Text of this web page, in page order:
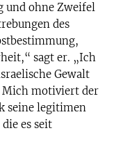
und ohne Zweifel
des
sagt er. „Ich
Gewalt
Mich motiviert der
seine legitimen
es seit